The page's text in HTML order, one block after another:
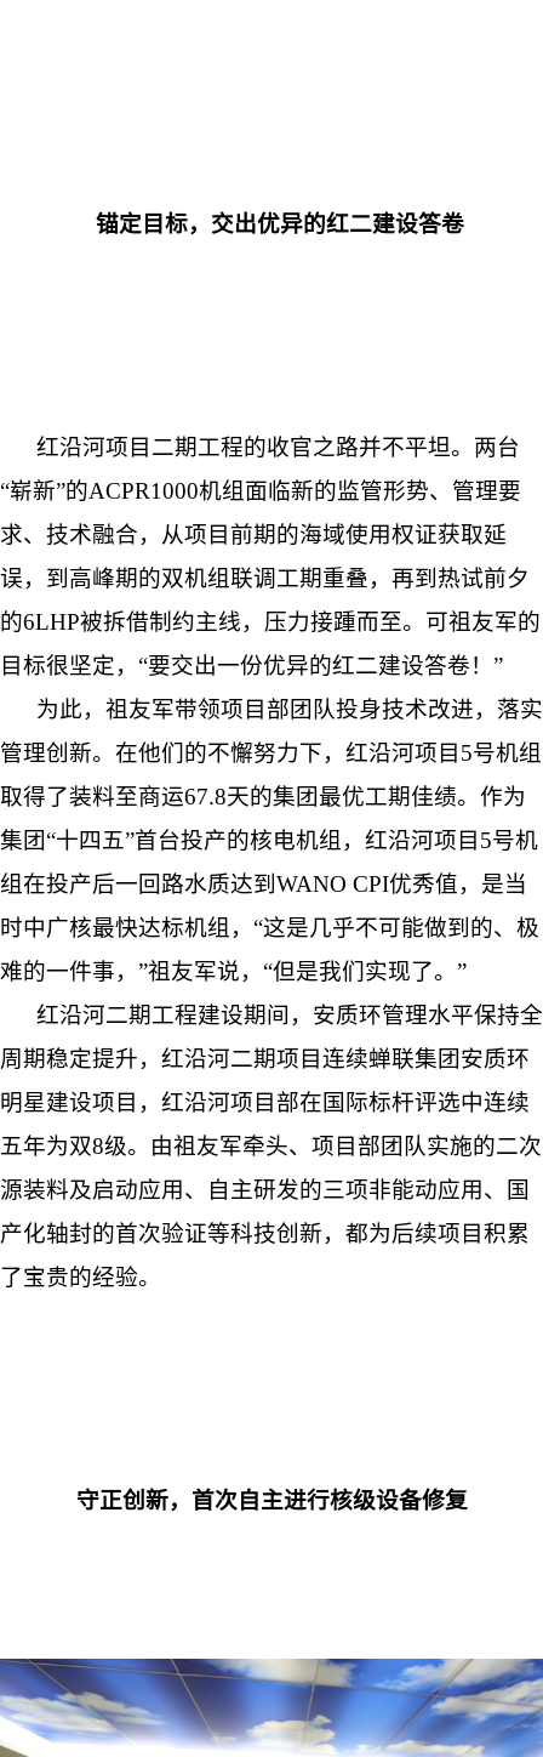
锚定目标，交出优异的红二建设答卷
红沿河项目二期工程的收官之路并不平坦。两台
“崭新”的ACPR1000机组面临新的监管形势、管理要
求、技术融合，从项目前期的海域使用权证获取延
误，到高峰期的双机组联调工期重叠，再到热试前夕
的6LHP被拆借制约主线，压力接踵而至。可祖友军的
目标很坚定，“要交出一份优异的红二建设答卷！”
为此，祖友军带领项目部团队投身技术改进，落实
管理创新。在他们的不懈努力下，红沿河项目5号机组
取得了装料至商运67.8天的集团最优工期佳绩。作为
集团“十四五”首台投产的核电机组，红沿河项目5号机
组在投产后一回路水质达到WANO CPI优秀值，是当
时中广核最快达标机组，“这是几乎不可能做到的、极
难的一件事，”祖友军说，“但是我们实现了。”
红沿河二期工程建设期间，安质环管理水平保持全
周期稳定提升，红沿河二期项目连续蝉联集团安质环
明星建设项目，红沿河项目部在国际标杆评选中连续
五年为双8级。由祖友军牵头、项目部团队实施的二次
源装料及启动应用、自主研发的三项非能动应用、国
产化轴封的首次验证等科技创新，都为后续项目积累
了宝贵的经验。
守正创新，首次自主进行核级设备修复